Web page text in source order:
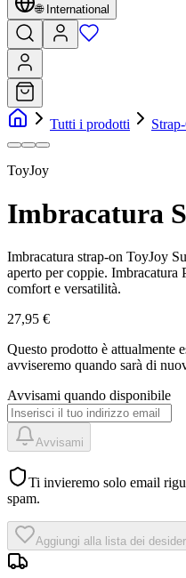
🌐 International
Tutti i prodotti
ToyJoy
Imbracatura
Imbracatura strap-on ToyJoy
aperto per coppie.
comfort e versatilità.
27,95 €
Questo prodotto è attualmente
avviseremo quando sarà di
Avvisami quando disponibile
Avvisami
Ti invieremo solo email
spam.
Aggiungi alla lista dei